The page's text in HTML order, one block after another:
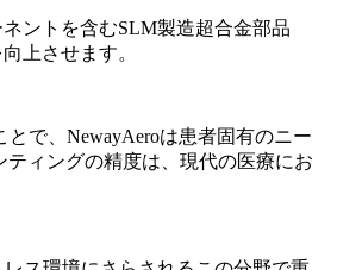
ントを含むSLM製造超合金部品
上させます。
で、NewayAeroは患者固有のニー
ィングの精度は、現代の医療にお